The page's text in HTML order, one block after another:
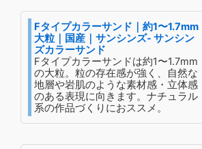
Fタイプカラーサンド｜約1〜1.7mm
大粒｜国産｜サンシンズ- サンシン
ズカラーサンド
Fタイプカラーサンドは約1〜1.7mm
の大粒。粒の存在感が強く、自然な
地層や岩肌のような素材感・立体感
のある表現に向きます。ナチュラル
系の作品づくりにおススメ。